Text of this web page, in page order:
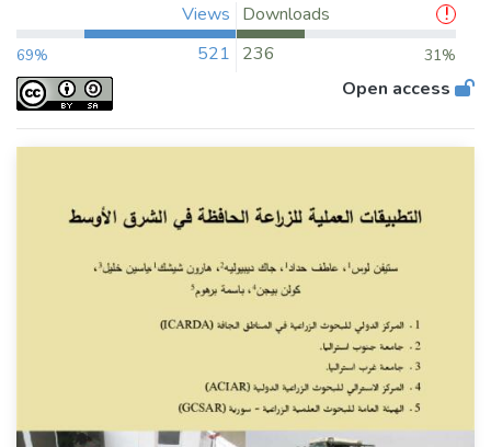
Views
69% 521
Downloads
236
31%
Open access